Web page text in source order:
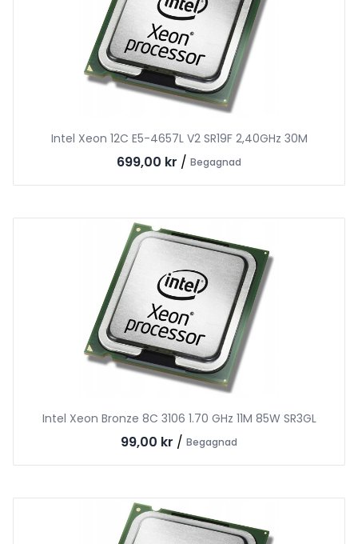
Intel Xeon 12C E5-4657L V2 SR19F 2,40GHz 30M
699,00 kr / Begagnad
Intel Xeon Bronze 8C 3106 1.70 GHz 11M 85W SR3GL
99,00 kr / Begagnad